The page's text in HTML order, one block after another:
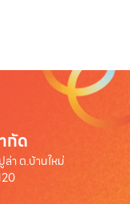
กัด
า ต.บ้านใหม่